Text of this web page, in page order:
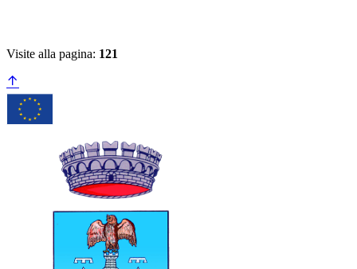
Visite alla pagina: 121